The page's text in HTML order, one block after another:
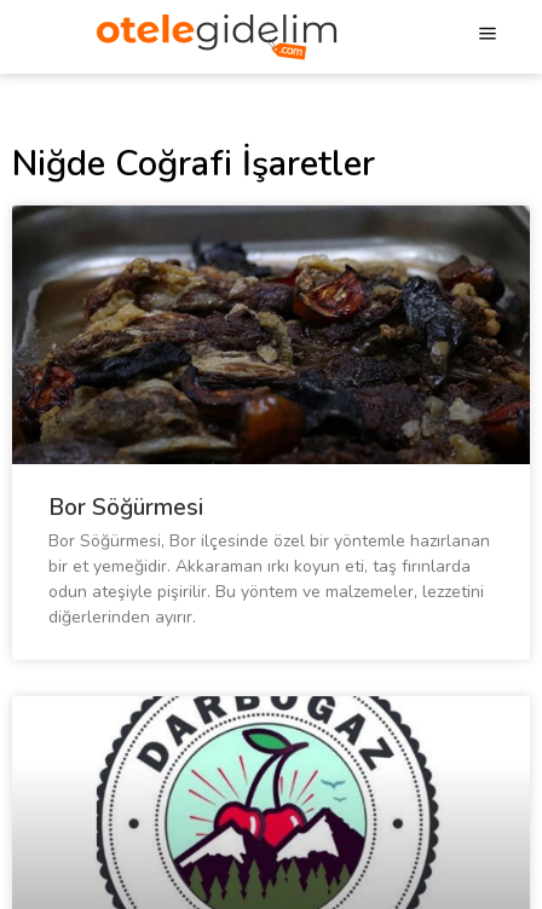
Niğde Coğrafi İşaretler
Bor Söğürmesi
Bor Söğürmesi, Bor ilçesinde özel bir yöntemle hazırlanan
bir et yemeğidir. Akkaraman ırkı koyun eti, taş fırınlarda
odun ateşiyle pişirilir. Bu yöntem ve malzemeler, lezzetini
diğerlerinden ayırır.